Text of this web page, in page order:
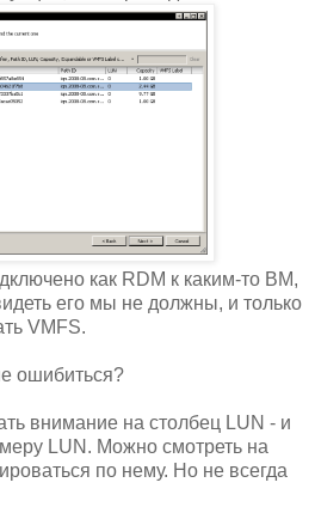
как RDM к каким-то ВМ,
его мы не должны, и только
VMFS.
ошибиться?
внимание на столбец LUN - и
LUN. Можно смотреть на
по нему. Но не всегда